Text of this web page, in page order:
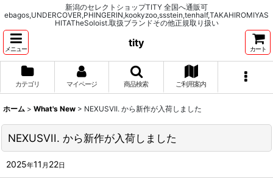
新潟のセレクトショップTITY 全国へ通販可
ebagos,UNDERCOVER,PHINGERIN,kookyzoo,ssstein,tenhalf,TAKAHIROMIYAS
HITATheSoloist.取扱ブランドその他正規取り扱い
メニュー
tity
カート
カテゴリ マイページ 商品検索 ご利用案内
ホーム > What's New > NEXUSVII. から新作が入荷しました
NEXUSVII. から新作が入荷しました
2025年11 月 22日